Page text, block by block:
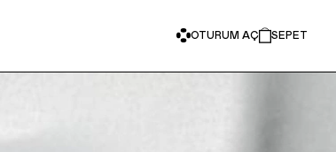
OTURUM AÇ SEPET